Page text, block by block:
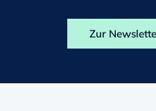
Zur